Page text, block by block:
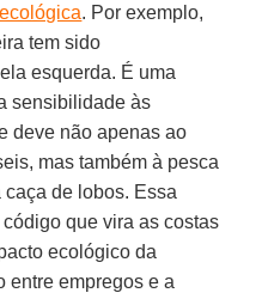
. Por exemplo,
tem sido
esquerda. É uma
sensibilidade às
deve não apenas ao
mas também à pesca
de lobos. Essa
que vira as costas
ecológico da
entre empregos e a